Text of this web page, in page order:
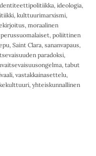
, ideologia,
, kulttuurimarxismi,
, moraalinen
perussuomalaiset, poliittinen
, Saint Clara, sananvapaus,
paradoksi,
, tabut
, vastakkainasettelu,
, yhteiskunnallinen